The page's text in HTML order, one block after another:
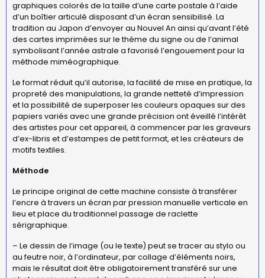
graphiques colorés de la taille d’une carte postale à l’aide
d’un boîtier articulé disposant d’un écran sensibilisé. La
tradition au Japon d’envoyer au Nouvel An ainsi qu’avant l’été
des cartes imprimées sur le thème du signe ou de l’animal
symbolisant l’année astrale a favorisé l’engouement pour la
méthode miméographique.
Le format réduit qu’il autorise, la facilité de mise en pratique, la
propreté des manipulations, la grande netteté d’impression
et la possibilité de superposer les couleurs opaques sur des
papiers variés avec une grande précision ont éveillé l’intérêt
des artistes pour cet appareil, à commencer par les graveurs
d’ex-libris et d’estampes de petit format, et les créateurs de
motifs textiles.
Méthode
Le principe original de cette machine consiste à transférer
l’encre à travers un écran par pression manuelle verticale en
lieu et place du traditionnel passage de raclette
sérigraphique.
– Le dessin de l’image (ou le texte) peut se tracer au stylo ou
au feutre noir, à l’ordinateur, par collage d’éléments noirs,
mais le résultat doit être obligatoirement transféré sur une